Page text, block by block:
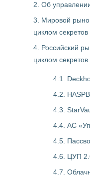
2. Об
3. Мировой
циклом секретов
4. Российский
циклом секретов
4.1.
4.2.
4.3.
4.4. АС
4.5.
4.6. ЦУП
4.7.